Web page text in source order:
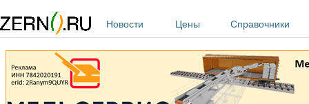
Новости
Цены Справочники